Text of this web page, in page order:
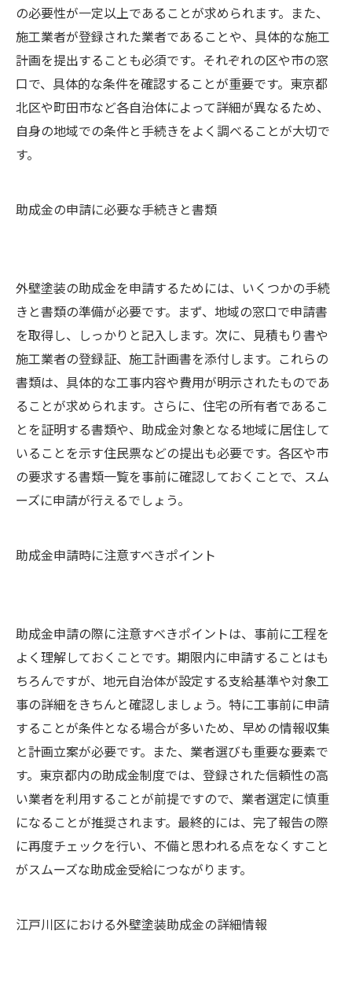
の必要性が一定以上であることが求められます。また、
施工業者が登録された業者であることや、具体的な施工
計画を提出することも必須です。それぞれの区や市の窓
口で、具体的な条件を確認することが重要です。東京都
北区や町田市など各自治体によって詳細が異なるため、
自身の地域での条件と手続きをよく調べることが大切で
す。
助成金の申請に必要な手続きと書類
外壁塗装の助成金を申請するためには、いくつかの手続
きと書類の準備が必要です。まず、地域の窓口で申請書
を取得し、しっかりと記入します。次に、見積もり書や
施工業者の登録証、施工計画書を添付します。これらの
書類は、具体的な工事内容や費用が明示されたものであ
ることが求められます。さらに、住宅の所有者であるこ
とを証明する書類や、助成金対象となる地域に居住して
いることを示す住民票などの提出も必要です。各区や市
の要求する書類一覧を事前に確認しておくことで、スム
ーズに申請が行えるでしょう。
助成金申請時に注意すべきポイント
助成金申請の際に注意すべきポイントは、事前に工程を
よく理解しておくことです。期限内に申請することはも
ちろんですが、地元自治体が設定する支給基準や対象工
事の詳細をきちんと確認しましょう。特に工事前に申請
することが条件となる場合が多いため、早めの情報収集
と計画立案が必要です。また、業者選びも重要な要素で
す。東京都内の助成金制度では、登録された信頼性の高
い業者を利用することが前提ですので、業者選定に慎重
になることが推奨されます。最終的には、完了報告の際
に再度チェックを行い、不備と思われる点をなくすこと
がスムーズな助成金受給につながります。
江戸川区における外壁塗装助成金の詳細情報